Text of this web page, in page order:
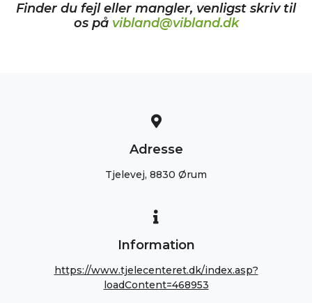
Finder du fejl eller mangler, venligst skriv til
os på vibland@vibland.dk
Adresse
Tjelevej, 8830 Ørum
Information
https://www.tjelecenteret.dk/index.asp?
loadContent=468953